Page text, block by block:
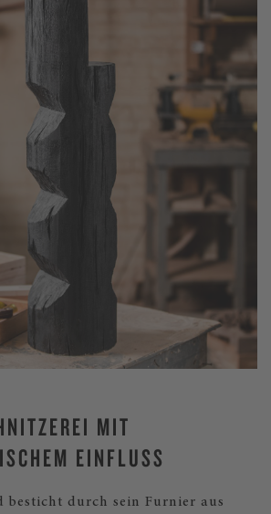
MIT
EINFLUSS
besticht durch sein Furnier aus